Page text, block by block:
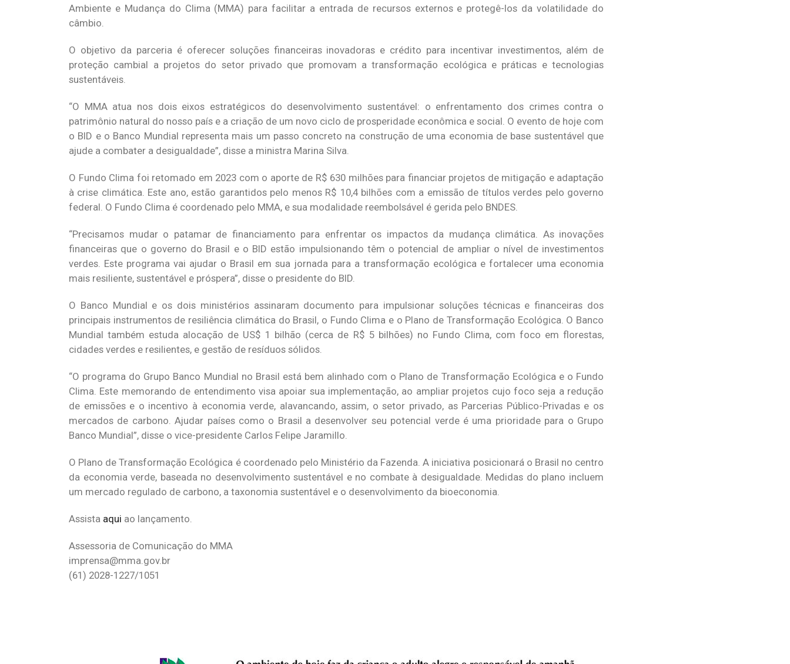
Ambiente e Mudança do Clima (MMA) para facilitar a entrada de recursos externos e protegê-los da volatilidade do
câmbio.
O objetivo da parceria é oferecer soluções financeiras inovadoras e crédito para incentivar investimentos, além de
proteção cambial a projetos do setor privado que promovam a transformação ecológica e práticas e tecnologias
sustentáveis.
“O MMA atua nos dois eixos estratégicos do desenvolvimento sustentável: o enfrentamento dos crimes contra o
patrimônio natural do nosso país e a criação de um novo ciclo de prosperidade econômica e social. O evento de hoje com
o BID e o Banco Mundial representa mais um passo concreto na construção de uma economia de base sustentável que
ajude a combater a desigualdade”, disse a ministra Marina Silva.
O Fundo Clima foi retomado em 2023 com o aporte de R$ 630 milhões para financiar projetos de mitigação e adaptação
à crise climática. Este ano, estão garantidos pelo menos R$ 10,4 bilhões com a emissão de títulos verdes pelo governo
federal. O Fundo Clima é coordenado pelo MMA, e sua modalidade reembolsável é gerida pelo BNDES.
“Precisamos mudar o patamar de financiamento para enfrentar os impactos da mudança climática. As inovações
financeiras que o governo do Brasil e o BID estão impulsionando têm o potencial de ampliar o nível de investimentos
verdes. Este programa vai ajudar o Brasil em sua jornada para a transformação ecológica e fortalecer uma economia
mais resiliente, sustentável e próspera”, disse o presidente do BID.
O Banco Mundial e os dois ministérios assinaram documento para impulsionar soluções técnicas e financeiras dos
principais instrumentos de resiliência climática do Brasil, o Fundo Clima e o Plano de Transformação Ecológica. O Banco
Mundial também estuda alocação de US$ 1 bilhão (cerca de R$ 5 bilhões) no Fundo Clima, com foco em florestas,
cidades verdes e resilientes, e gestão de resíduos sólidos.
“O programa do Grupo Banco Mundial no Brasil está bem alinhado com o Plano de Transformação Ecológica e o Fundo
Clima. Este memorando de entendimento visa apoiar sua implementação, ao ampliar projetos cujo foco seja a redução
de emissões e o incentivo à economia verde, alavancando, assim, o setor privado, as Parcerias Público-Privadas e os
mercados de carbono. Ajudar países como o Brasil a desenvolver seu potencial verde é uma prioridade para o Grupo
Banco Mundial”, disse o vice-presidente Carlos Felipe Jaramillo.
O Plano de Transformação Ecológica é coordenado pelo Ministério da Fazenda. A iniciativa posicionará o Brasil no centro
da economia verde, baseada no desenvolvimento sustentável e no combate à desigualdade. Medidas do plano incluem
um mercado regulado de carbono, a taxonomia sustentável e o desenvolvimento da bioeconomia.
Assista aqui ao lançamento.
Assessoria de Comunicação do MMA
imprensa@mma.gov.br
(61) 2028-1227/1051